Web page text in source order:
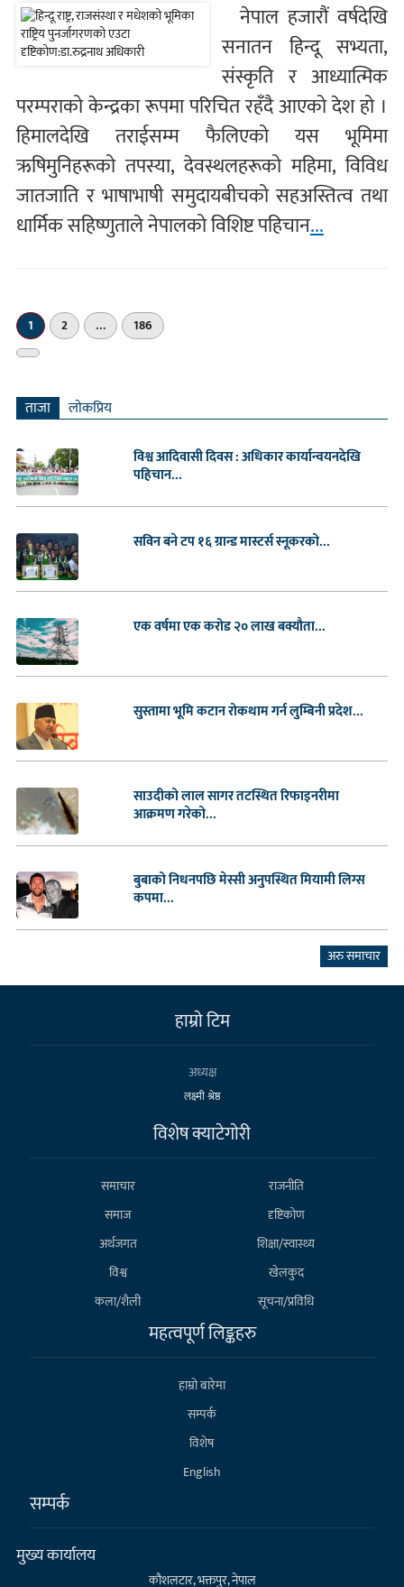
नेपाल हजारौं वर्षदेखि
सनातन हिन्दू सभ्यता,
संस्कृति र आध्यात्मिक
परम्पराको केन्द्रका रूपमा परिचित रहँदै आएको देश हो ।
हिमालदेखि तराईसम्म फैलिएको यस भूमिमा
ऋषिमुनिहरूको तपस्या, देवस्थलहरूको महिमा, विविध
जातजाति र भाषाभाषी समुदायबीचको सहअस्तित्व तथा
धार्मिक सहिष्णुताले नेपालको विशिष्ट पहिचान...
1 2 …
186
अर्को
ताजा लाेकप्रिय
विश्व आदिवासी दिवस : अधिकार कार्यान्वयनदेखि
पहिचान...
सविन बने टप १६ ग्रान्ड मास्टर्स स्नूकरको...
एक वर्षमा एक करोड २० लाख बक्यौता...
सुस्तामा भूमि कटान रोकथाम गर्न लुम्बिनी प्रदेश...
साउदीको लाल सागर तटस्थित रिफाइनरीमा
आक्रमण गरेको...
बुबाको निधनपछि मेस्सी अनुपस्थित मियामी लिग्स
कपमा...
अरु समाचार
हाम्राे टिम
अध्यक्ष
लक्ष्मी श्रेष्ठ
विशेष क्याटेगाेरी
समाचार
राजनीति
समाज
दृष्टिकोण
अर्थजगत
शिक्षा/स्वास्थ्य
विश्व
खेलकुद
कला/शैली
सूचना/प्रविधि
महत्वपूर्ण लिङ्कहरु
हाम्राे बारेमा
सम्पर्क
विशेष
English
सम्पर्क
मुख्य कार्यालय
कौशलटार, भक्तपुर, नेपाल